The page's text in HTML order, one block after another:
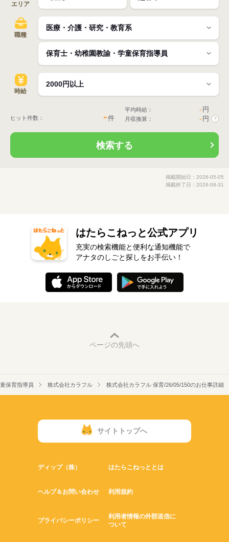
エリア
職種
時給
ヒット件数： -件
平均時給： - 円
月収換算： - 円 ?
検索する
掲載開始日：2026-05-05
掲載終了日：2026-08-31
はたらこねっと公式アプリ
充実の検索機能と便利な通知機能で
アナタのしごと探しをお手伝い！
ページの先頭へ
保育指導員 株式会社カラフル 株式会社カラフル 保育/26/05/150のお仕事詳細
サイトトップへ
ディップ（株） はたらこねっととは
ヘルプ＆お問い合わせ 利用規約
プライバシーポリシー
利用者情報の外部送信に
ついて